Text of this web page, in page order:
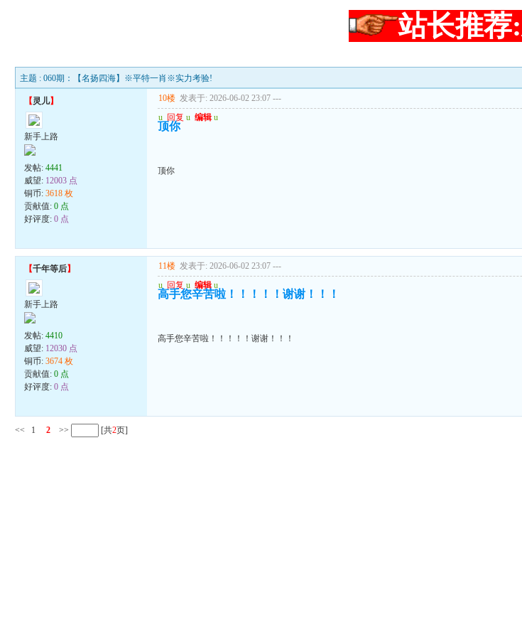
站长推荐
主题 : 060期：【名扬四海】※平特一肖※实力考验!
【灵儿】
新手上路
发帖:4441
威望: 12003 点
铜币:3618 枚
贡献值:0 点
好评度:0 点
10楼 发表于: 2026-06-02 23:07 ---
u 回复 u 编辑 u
顶你
顶你
【千年等后】
新手上路
发帖:4410
威望: 12030 点
铜币:3674 枚
贡献值:0 点
好评度:0 点
11楼 发表于: 2026-06-02 23:07 ---
u 回复 u 编辑 u
高手您辛苦啦！！！！！谢谢！！！
高手您辛苦啦！！！！！谢谢！！！
<< 1 2 >> [共2页]